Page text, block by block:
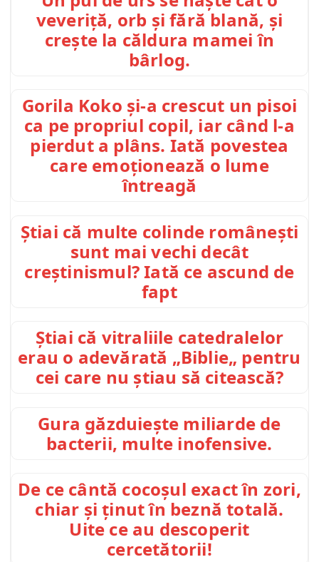
veveriță, orb și fără blană, și
crește la căldura mamei în
bârlog.
Gorila Koko și-a crescut un pisoi
ca pe propriul copil, iar când l-a
pierdut a plâns. Iată povestea
care emoționează o lume
întreagă
Știai că multe colinde românești
sunt mai vechi decât
creștinismul? Iată ce ascund de
fapt
Știai că vitraliile catedralelor
erau o adevărată „Biblie„ pentru
cei care nu știau să citească?
Gura găzduiește miliarde de
bacterii, multe inofensive.
De ce cântă cocoșul exact în zori,
chiar și ținut în beznă totală.
Uite ce au descoperit
cercetătorii!